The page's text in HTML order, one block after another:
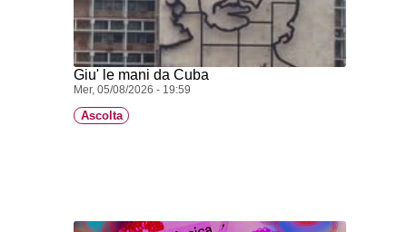
Giu' le mani da Cuba
Mer, 05/08/2026 - 19:59
Ascolta